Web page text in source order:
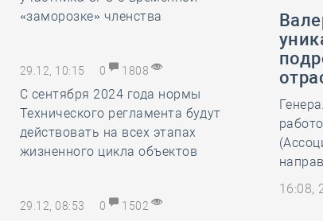
«заморозке» членства
29.12, 10:15 0 1808
С сентября 2024 года нормы
Технического регламента будут
действовать на всех этапах
жизненного цикла объектов
29.12, 08:53 0 1502
16:08,